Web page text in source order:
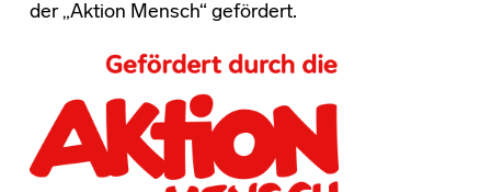
der „Aktion Mensch“ gefördert.